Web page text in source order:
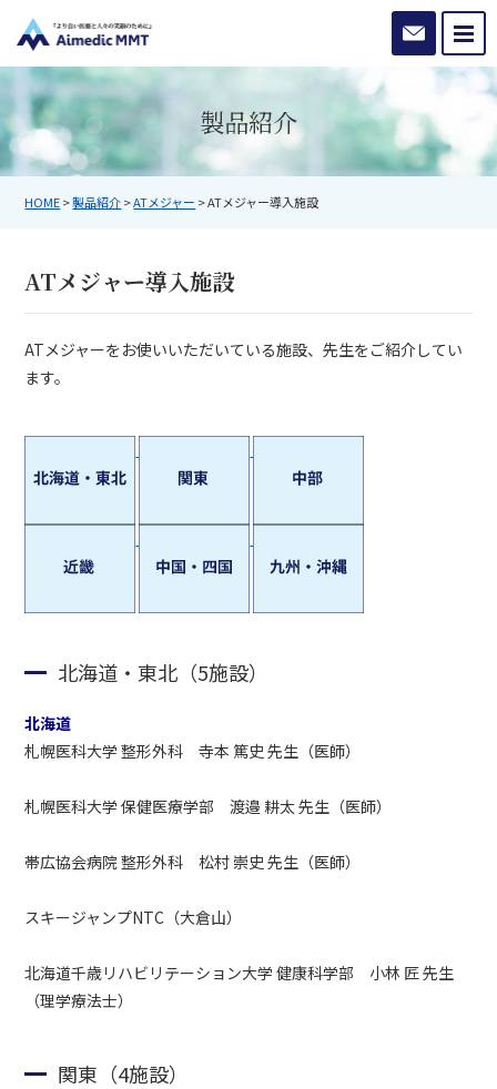
製品紹介
HOME>製品紹介>ATメジャー >ATメジャー導入施設
ATメジャー導入施設
ATメジャーをお使いいただいている施設、先生をご紹介してい
ます。
北海道・東北（5施設）
北海道
札幌医科大学 整形外科 寺本 篤史 先生（医師）
札幌医科大学 保健医療学部 渡邉 耕太 先生（医師）
帯広協会病院 整形外科 松村 崇史 先生（医師）
スキージャンプNTC（大倉山）
北海道千歳リハビリテーション大学 健康科学部 小林 匠 先生
（理学療法士）
関東（4施設）